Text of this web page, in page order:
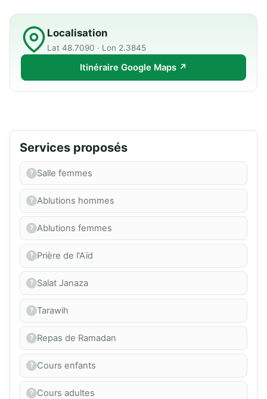
Localisation
Lat 48.7090 · Lon 2.3845
Itinéraire Google Maps ↗
Services proposés
Salle femmes
Ablutions hommes
Ablutions femmes
Prière de l'Aïd
Salat Janaza
Tarawih
Repas de Ramadan
Cours enfants
Cours adultes